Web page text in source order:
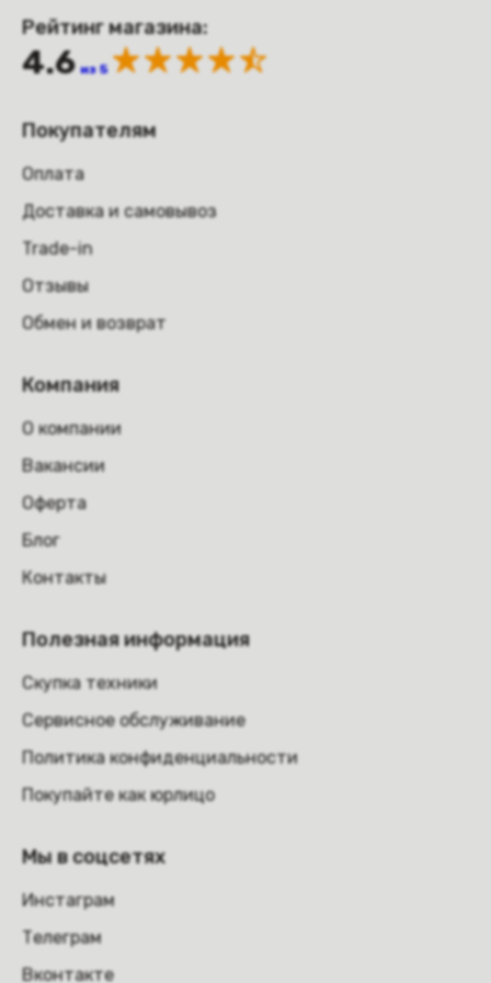
Рейтинг магазина:
4.6 из 5
Покупателям
Оплата
Доставка и самовывоз
Trade-in
Отзывы
Обмен и возврат
Компания
О компании
Вакансии
Оферта
Блог
Контакты
Полезная информация
Скупка техники
Сервисное обслуживание
Политика конфиденциальности
Покупайте как юрлицо
Мы в соцсетях
Инстаграм
Телеграм
Вконтакте